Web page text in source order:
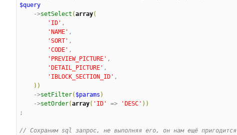
$query
    ->
setSelect (array(
' ID ' ,
'NAME ' ,
'SORT ' ,
'CODE ' ,
' PREVIEW_PICTURE ' ,
'DETAIL_PICTURE ' ,
' IBLOCK_SECTION_ID ' ,
) )
    ->
setFilter( $params )
    ->
setOrder(array( ' ID ' => 'DESC ' ) )
;
// Сохраним sql запрос, не выполняя его, он нам ещё пригодится